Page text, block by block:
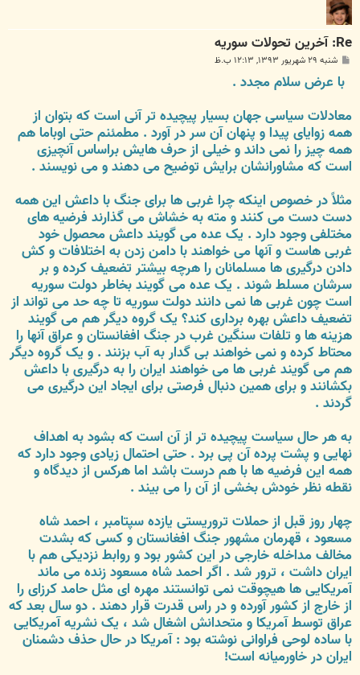
Re: آخرين تحولات سوريه
پ
ت
شنبه ۲۹ شهریور ۱۳۹۳, ۱۲:۱۳ ب.ظ
با عرض سلام مجدد .
معادلات سیاسی جهان بسیار پیچیده تر آنی است که بتوان از
همه زوایای پیدا و پنهان آن سر در آورد . مطمئنم حتی اوباما هم
همه چیز را نمی داند و خیلی از حرف هایش براساس آنچیزی
است که مشاورانشان برایش توضیح می دهند و می نویسند .
مثلاً در خصوص اینکه چرا غربی ها برای جنگ با داعش این همه
دست دست می کنند و مته به خشاش می گذارند فرضیه های
مختلفی وجود دارد . یک عده می گویند داعش محصول خود
غربی هاست و آنها می خواهند با دامن زدن به اختلافات و کش
دادن درگیری ها مسلمانان را هرچه بیشتر تضعیف کرده و بر
سرشان مسلط شوند . یک عده می گویند بخاطر دولت سوریه
است چون غربی ها نمی دانند دولت سوریه تا چه حد می تواند از
تضعیف داعش بهره برداری کند؟ یک گروه دیگر هم می گویند
هزینه ها و تلفات سنگین غرب در جنگ افغانستان و عراق آنها را
محتاط کرده و نمی خواهند بی گدار به آب بزنند . و یک گروه دیگر
هم می گویند غربی ها می خواهند ایران را به درگیری با داعش
بکشانند و برای همین دنبال فرصتی برای ایجاد این درگیری می
گردند .
به هر حال سیاست پیچیده تر از آن است که بشود به اهداف
نهایی و پشت پرده آن پی برد . حتی احتمال زیادی وجود دارد که
همه این فرضیه ها با هم درست باشد اما هرکس از دیدگاه و
نقطه نظر خودش بخشی از آن را می بیند .
چهار روز قبل از حملات تروریستی یازده سپتامبر ، احمد شاه
مسعود ، قهرمان مشهور جنگ افغانستان و کسی که بشدت
مخالف مداخله خارجی در این کشور بود و روابط نزدیکی هم با
ایران داشت ، ترور شد . اگر احمد شاه مسعود زنده می ماند
آمریکایی ها هیچوقت نمی توانستند مهره ای مثل حامد کرزای را
از خارج از کشور آورده و در راس قدرت قرار دهند . دو سال بعد که
عراق توسط آمریکا و متحدانش اشغال شد ، یک نشریه آمریکایی
با ساده لوحی فراوانی نوشته بود : آمریکا در حال حذف دشمنان
ایران در خاورمیانه است!